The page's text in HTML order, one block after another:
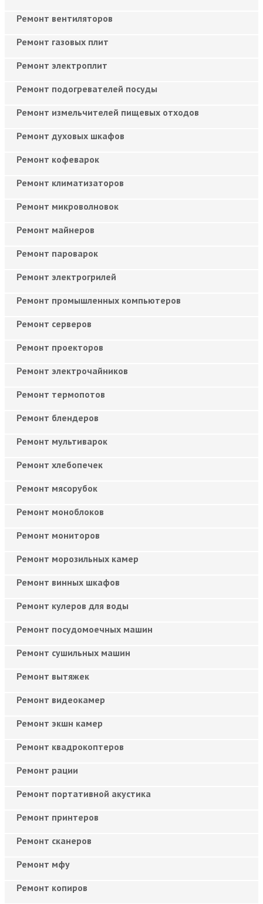
Ремонт вентиляторов
Ремонт газовых плит
Ремонт электроплит
Ремонт подогревателей посуды
Ремонт измельчителей пищевых отходов
Ремонт духовых шкафов
Ремонт кофеварок
Ремонт климатизаторов
Ремонт микроволновок
Ремонт майнеров
Ремонт пароварок
Ремонт электрогрилей
Ремонт промышленных компьютеров
Ремонт серверов
Ремонт проекторов
Ремонт электрочайников
Ремонт термопотов
Ремонт блендеров
Ремонт мультиварок
Ремонт хлебопечек
Ремонт мясорубок
Ремонт моноблоков
Ремонт мониторов
Ремонт морозильных камер
Ремонт винных шкафов
Ремонт кулеров для воды
Ремонт посудомоечных машин
Ремонт сушильных машин
Ремонт вытяжек
Ремонт видеокамер
Ремонт экшн камер
Ремонт квадрокоптеров
Ремонт рации
Ремонт портативной акустика
Ремонт принтеров
Ремонт сканеров
Ремонт мфу
Ремонт копиров